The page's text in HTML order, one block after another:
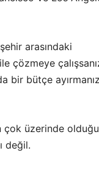
arasındaki
çözmeye
bir bütçe ayırmanız
çok üzerinde
değil.